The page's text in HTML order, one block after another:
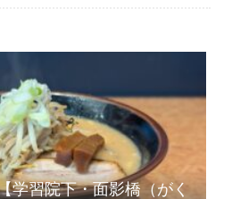
学習院下・面影橋（がく